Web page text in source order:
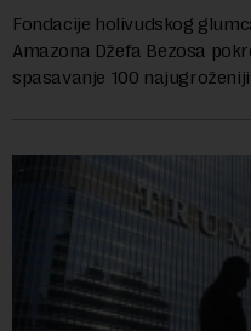
Fondacije holivudskog
Amazona Džefa Bezosa
spasavanje 100